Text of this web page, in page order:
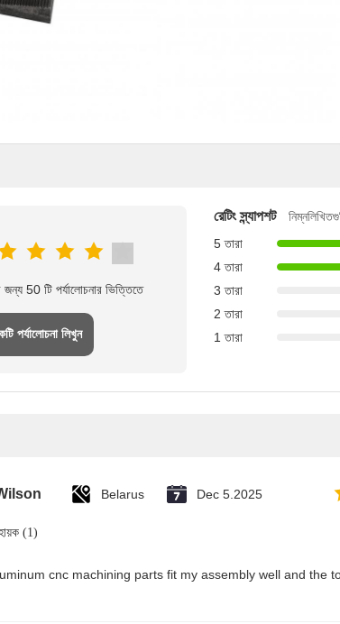
জন্য 50 টি পর্যালোচনার ভিত্তিতে
পর্যালোচনা লিখুন
রেটিং স্ন্যাপশট
5 তারা
4 তারা
3 তারা
2 তারা
1 তারা
Belarus Dec 5.2025
(1)
cnc machining parts fit my assembly well and the